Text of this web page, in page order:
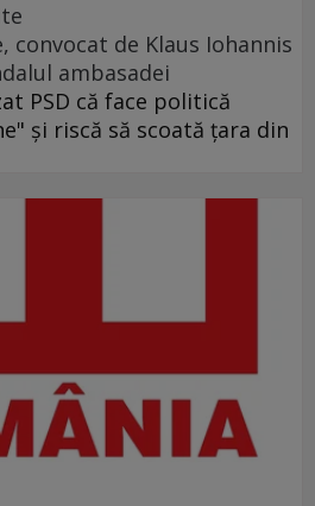
convocat de Klaus Iohannis
ambasadei
PSD că face politică
şi riscă să scoată ţara din